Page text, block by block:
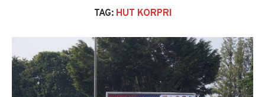
TAG: HUT KORPRI